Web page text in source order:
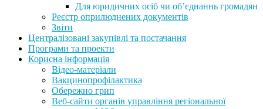
Для юридичних осіб чи об’єднаннь громадян
Реєстр оприлюднених документів
Звіти
Централізовані закупівлі та постачання
Програми та проекти
Корисна інформація
Відео-матеріали
Вакцинопрофілактика
Обережно грип
Веб-сайти органів управління регіональної